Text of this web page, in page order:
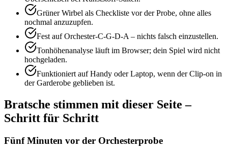
Grüner Wirbel als Checkliste vor der Probe, ohne alles
nochmal anzuzupfen.
Fest auf Orchester-C-G-D-A – nichts falsch einzustellen.
Tonhöhenanalyse läuft im Browser; dein Spiel wird nicht
hochgeladen.
Funktioniert auf Handy oder Laptop, wenn der Clip-on in
der Garderobe geblieben ist.
Bratsche stimmen mit dieser Seite –
Schritt für Schritt
Fünf Minuten vor der Orchesterprobe